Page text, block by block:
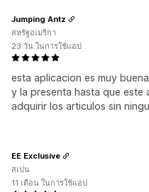
esta aplicacion es muy
y la presenta hasta que este
adquirir los articulos sin
Jumping Antz
สหรัฐอเมริกา
23 วัน ในการใช้แอป
EE Exclusive
สเปน
11 เดือน ในการใช้แอป